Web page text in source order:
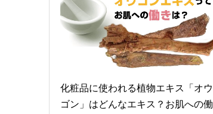
化粧品に使われる植物エキス「オウ
ゴン」はどんなエキス？お肌への働